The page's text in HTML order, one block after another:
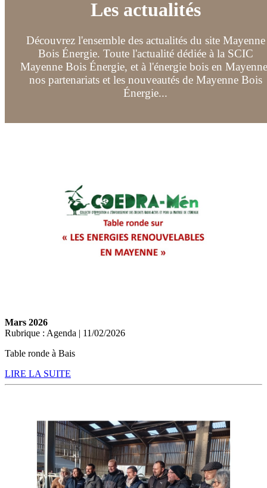
Les actualités
Découvrez l'ensemble des actualités du site Mayenne
Bois Énergie. Toute l'actualité dédiée à la SCIC
Mayenne Bois Énergie, et à l'énergie bois en
nos partenariats et les nouveautés de Mayenne Bois
Énergie...
Mars 2026
Rubrique : Agenda | 11/02/2026
Table ronde à Bais
LIRE LA SUITE